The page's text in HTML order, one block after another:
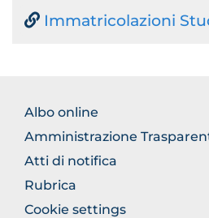
Immatricolazioni
FOOTER
NORMATIVA
Albo online
Amministrazione
Atti di notifica
Rubrica
Cookie settings